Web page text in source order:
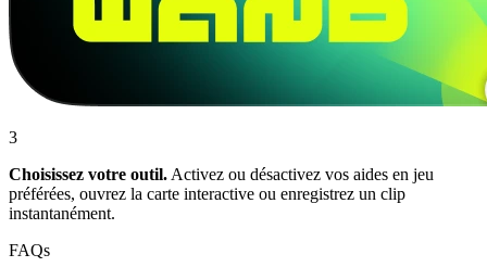
3
Choisissez votre outil. Activez ou désactivez vos aides en jeu
préférées, ouvrez la carte interactive ou enregistrez un clip
instantanément.
FAQs